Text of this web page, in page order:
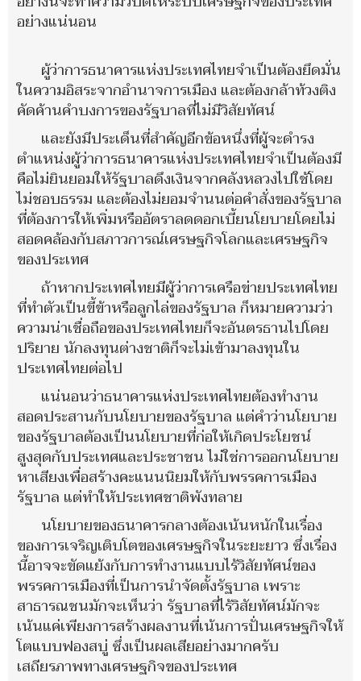
อย่างแน่นอน
ผู้ว่าการธนาคารแห่งประเทศไทยจำเป็นต้องยึดมั่น
ในความอิสระจากอำนาจการเมือง และต้องกล้าท้วงติง
คัดค้านคำบงการของรัฐบาลที่ไม่มีวิสัยทัศน์
และยังมีประเด็นที่สำคัญอีกข้อหนึ่งที่ผู้จะดำรง
ตำแหน่งผู้ว่าการธนาคารแห่งประเทศไทยจำเป็นต้องมี
คือไม่ยินยอมให้รัฐบาลดึงเงินจากคลังหลวงไปใช้โดย
ไม่ชอบธรรม และต้องไม่ยอมจำนนต่อคำสั่งของรัฐบาล
ที่ต้องการให้เพิ่มหรืออัตราลดดอกเบี้ยนโยบายโดยไม่
สอดคล้องกับสภาวการณ์เศรษฐกิจโลกและเศรษฐกิจ
ของประเทศ
ถ้าหากประเทศไทยมีผู้ว่าการเครือข่ายประเทศไทย
ที่ทำตัวเป็นขี้ข้าหรือลูกไล่ของรัฐบาล ก็หมายความว่า
ความน่าเชื่อถือของประเทศไทยก็จะอันตรธานไปโดย
ปริยาย นักลงทุนต่างชาติก็จะไม่เข้ามาลงทุนใน
ประเทศไทยต่อไป
แน่นอนว่าธนาคารแห่งประเทศไทยต้องทำงาน
สอดประสานกับนโยบายของรัฐบาล แต่คำว่านโยบาย
ของรัฐบาลต้องเป็นนโยบายที่ก่อให้เกิดประโยชน์
สูงสุดกับประเทศและประชาชน ไม่ใช่การออกนโยบาย
หาเสียงเพื่อสร้างคะแนนนิยมให้กับพรรคการเมือง
รัฐบาล แต่ทำให้ประเทศชาติพังทลาย
นโยบายของธนาคารกลางต้องเน้นหนักในเรื่อง
ของการเจริญเติบโตของเศรษฐกิจในระยะยาว ซึ่งเรื่อง
นี้อาจจะขัดแย้งกับการทำงานแบบไร้วิสัยทัศน์ของ
พรรคการเมืองที่เป็นการนำจัดตั้งรัฐบาล เพราะ
สาธารณชนมักจะเห็นว่า รัฐบาลที่ไร้วิสัยทัศน์มักจะ
เน้นแค่เพียงการสร้างผลงานที่เน้นการปั่นเศรษฐกิจให้
โตแบบฟองสบู่ ซึ่งเป็นผลเสียอย่างมากครับ
เสถียรภาพทางเศรษฐกิจของประเทศ